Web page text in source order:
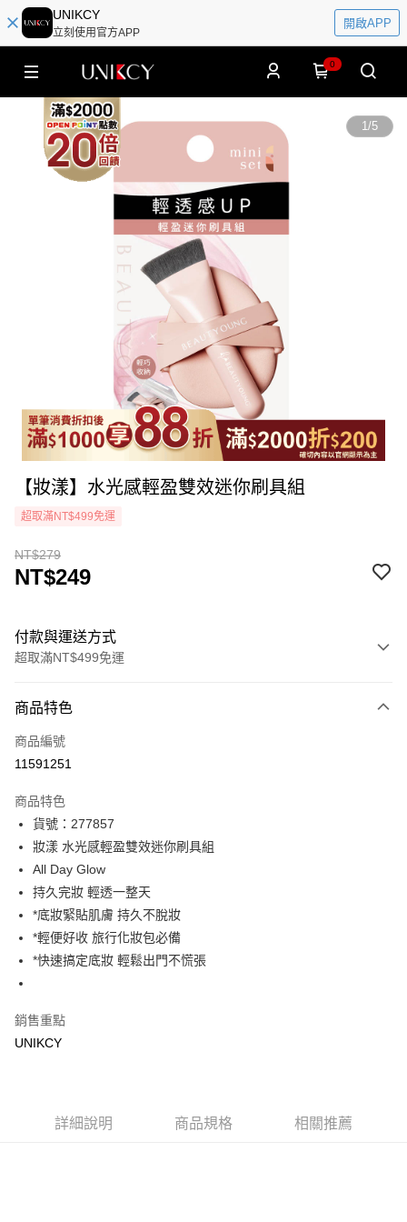
UNIKCY
立刻使用官方APP
開啟APP
0
1/5
【妝漾】水光感輕盈雙效迷你刷具組
超取滿NT$499免運
NT$279
NT$249
付款與運送方式
超取滿NT$499免運
icash Pay
信用卡一次付款
LINE Pay
Apple Pay
街口支付
悠遊付
Google Pay
7-11取貨付款［需3-5個工作天不含預購商品］
商品特色
商品編號
11591251
商品特色
貨號：277857
妝漾 水光感輕盈雙效迷你刷具組
All Day Glow
持久完妝 輕透一整天
*底妝緊貼肌膚 持久不脫妝
*輕便好收 旅行化妝包必備
*快速搞定底妝 輕鬆出門不慌張
銷售重點
UNIKCY
詳細說明 商品規格 相關推薦